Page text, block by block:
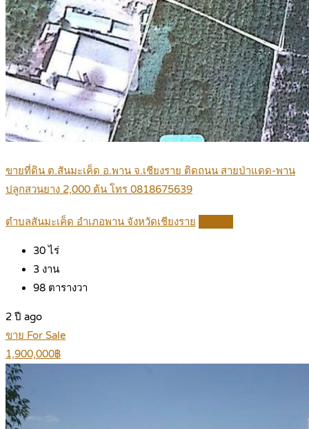
ขายที่ดิน ต.สันมะเค็ด อ.พาน จ.เชียงราย ติดถนน สายป่าแดด-พาน
ปลูกสวนยาง 2,000 ต้น โทร 0818675639
ตำบลสันมะเค็ด อำเภอพาน จังหวัดเชียงราย
30ไร่
3 งาน
98 ตารางวา
2 ปี ago
ขาย For Sale
1,900,000฿